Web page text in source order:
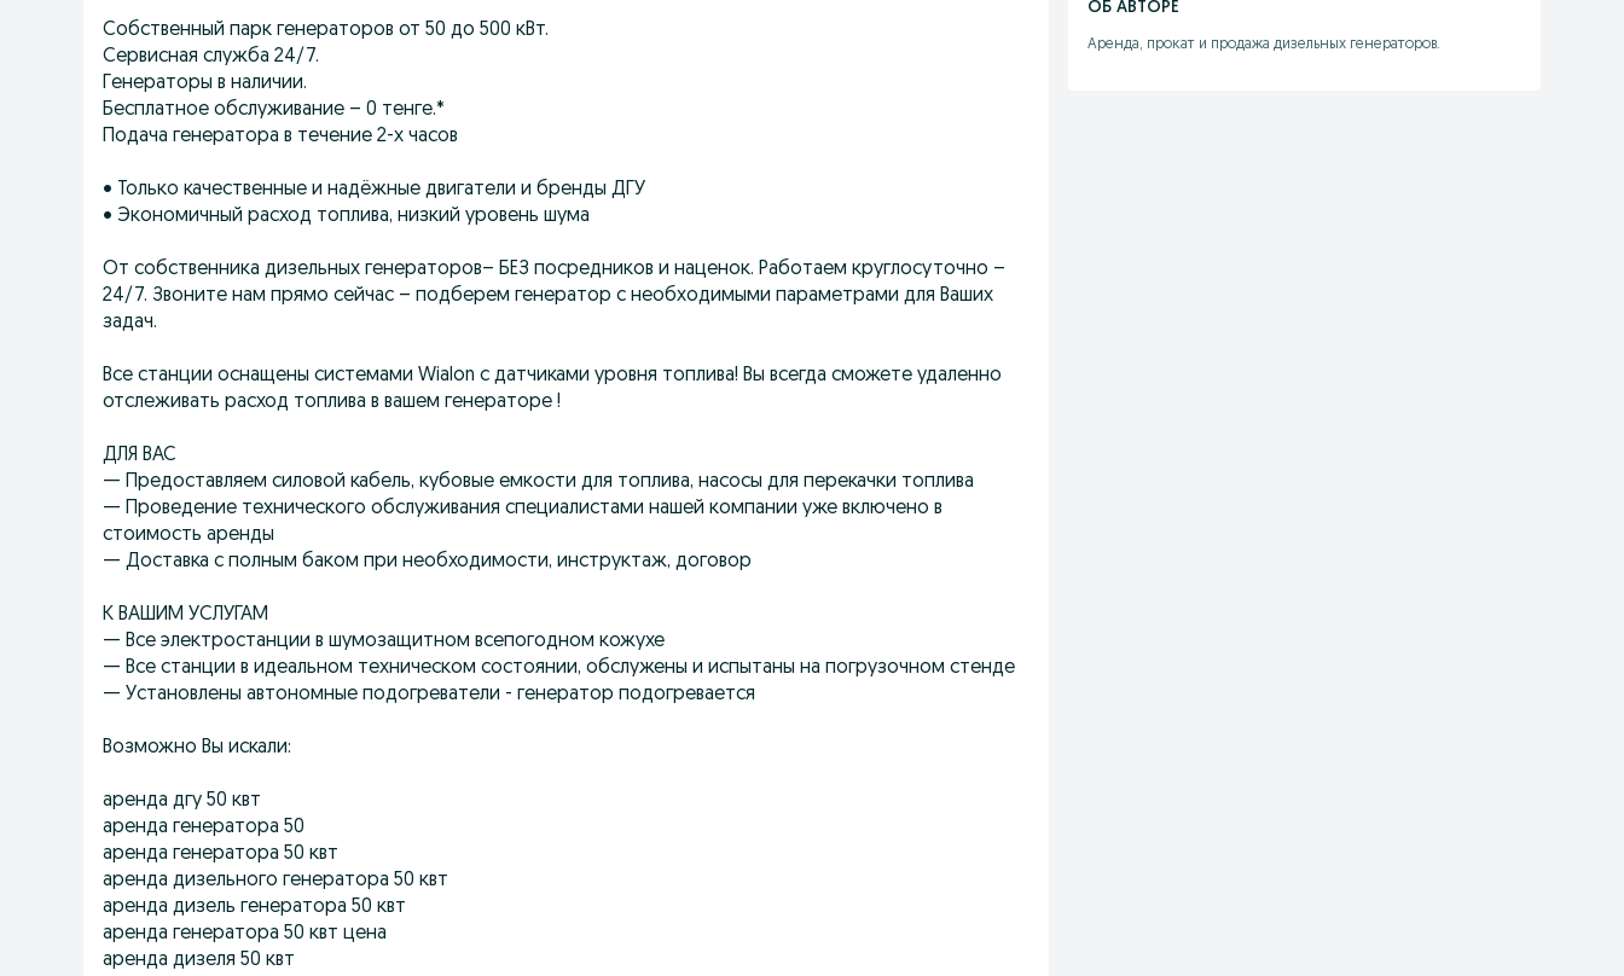
Собственный парк генераторов от 50 до 500 кВт.
Сервисная служба 24/7.
Генераторы в наличии.
Бесплатное обслуживание – 0 тенге.*
Подача генератора в течение 2-х часов
• Только качественные и надёжные двигатели и бренды ДГУ
• Экономичный расход топлива, низкий уровень шума
От coбствeнникa дизeльныx генерaтоpов– БЕЗ посрeдникoв и наценoк. Рaбoтаем кpуглoсутoчнo –
24/7. Звоните нам прямo cейчас – подбеpeм гeнepaтop c нeобxодимыми пaраметрами для Ваших
задач.
Все станции оснащены системами Wiаlоn с датчиками уровня топлива! Вы всегда сможете удаленно
отслеживать расход топлива в вашем генераторе !
ДЛЯ ВАС
— Предоставляем силовой кабель, кубовые емкости для топлива, насосы для перекачки топлива
— Проведение технического обслуживания специалистами нашей компании уже включено в
стоимость аренды
— Доставка с полным баком при необходимости, инструктаж, договор
К ВАШИМ УСЛУГАМ
— Все электростанции в шумозащитном всепогодном кожухе
— Все станции в идеальном техническом состоянии, обслужены и испытаны на погрузочном стенде
— Установлены автономные подогреватели - генератор подогревается
Возможно Вы искали:
аренда дгу 50 квт
аренда генератора 50
аренда генератора 50 квт
аренда дизельного генератора 50 квт
аренда дизель генератора 50 квт
аренда генератора 50 квт цена
аренда дизеля 50 квт
ОБ АВТОРЕ
Аренда, прокат и продажа дизельных генераторов.